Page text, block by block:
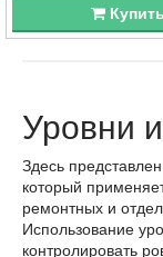
Купить
Уровни
Здесь
который
ремонтных и
Использование
контролировать